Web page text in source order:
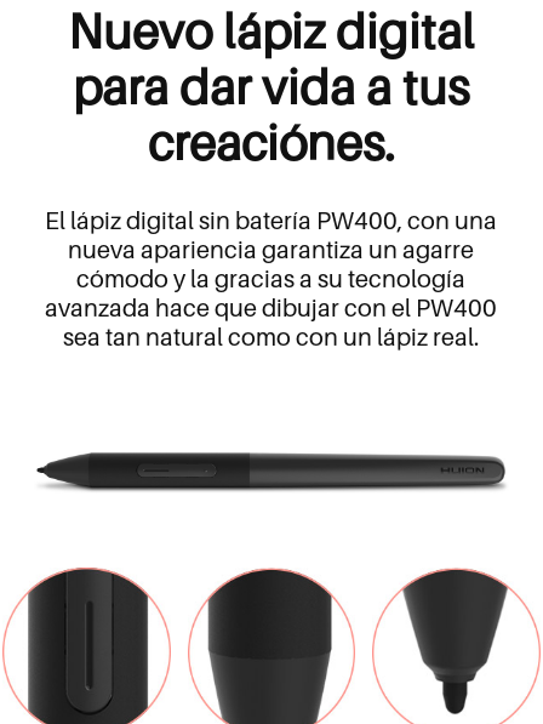
Nuevo lápiz digital
para dar vida a tus
creaciónes.
El lápiz digital sin batería PW400, con una
nueva apariencia garantiza un agarre
cómodo y la gracias a su tecnología
avanzada hace que dibujar con el PW400
sea tan natural como con un lápiz real.